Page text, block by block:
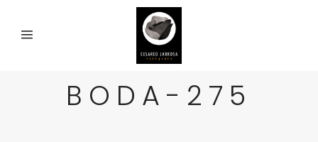
BODA-275